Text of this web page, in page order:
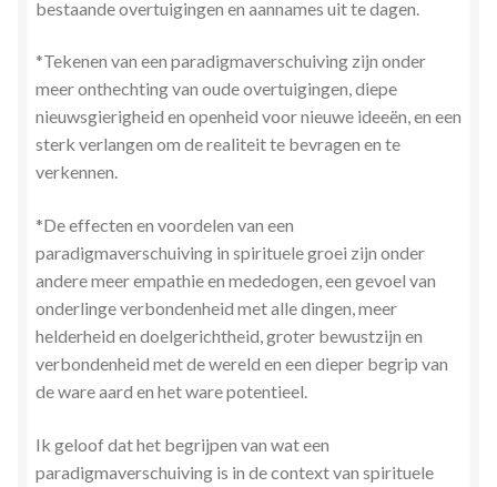
bestaande overtuigingen en aannames uit te dagen.
*Tekenen van een paradigmaverschuiving zijn onder
meer onthechting van oude overtuigingen, diepe
nieuwsgierigheid en openheid voor nieuwe ideeën, en een
sterk verlangen om de realiteit te bevragen en te
verkennen.
*De effecten en voordelen van een
paradigmaverschuiving in spirituele groei zijn onder
andere meer empathie en mededogen, een gevoel van
onderlinge verbondenheid met alle dingen, meer
helderheid en doelgerichtheid, groter bewustzijn en
verbondenheid met de wereld en een dieper begrip van
de ware aard en het ware potentieel.
Ik geloof dat het begrijpen van wat een
paradigmaverschuiving is in de context van spirituele